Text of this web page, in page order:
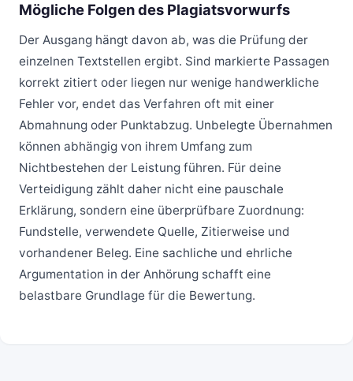
Mögliche Folgen des Plagiatsvorwurfs
Der Ausgang hängt davon ab, was die Prüfung der
einzelnen Textstellen ergibt. Sind markierte Passagen
korrekt zitiert oder liegen nur wenige handwerkliche
Fehler vor, endet das Verfahren oft mit einer
Abmahnung oder Punktabzug. Unbelegte Übernahmen
können abhängig von ihrem Umfang zum
Nichtbestehen der Leistung führen. Für deine
Verteidigung zählt daher nicht eine pauschale
Erklärung, sondern eine überprüfbare Zuordnung:
Fundstelle, verwendete Quelle, Zitierweise und
vorhandener Beleg. Eine sachliche und ehrliche
Argumentation in der Anhörung schafft eine
belastbare Grundlage für die Bewertung.